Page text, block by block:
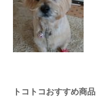
トコトコおすすめ商品